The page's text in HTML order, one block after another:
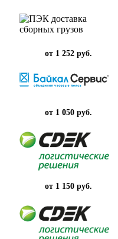
от 1 252 руб.
от 1 050 руб.
от 1 150 руб.